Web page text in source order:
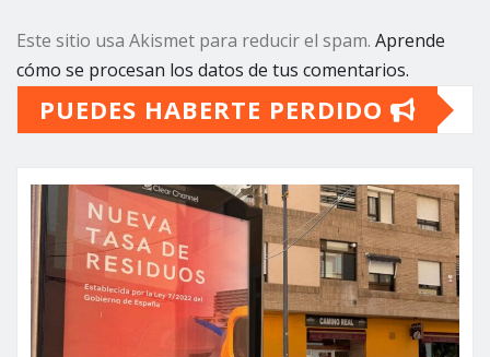
Este sitio usa Akismet para reducir el spam. Aprende
cómo se procesan los datos de tus comentarios.
PUEDES HABERTE PERDIDO